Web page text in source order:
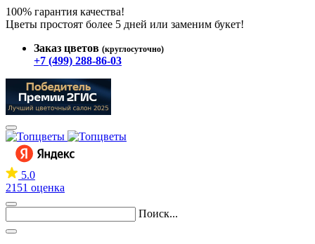
100% гарантия качества!
Цветы простоят более 5 дней или заменим букет!
Заказ цветов (круглосуточно)
+7 (499) 288-86-03
5.0
2151 оценка
Поиск...